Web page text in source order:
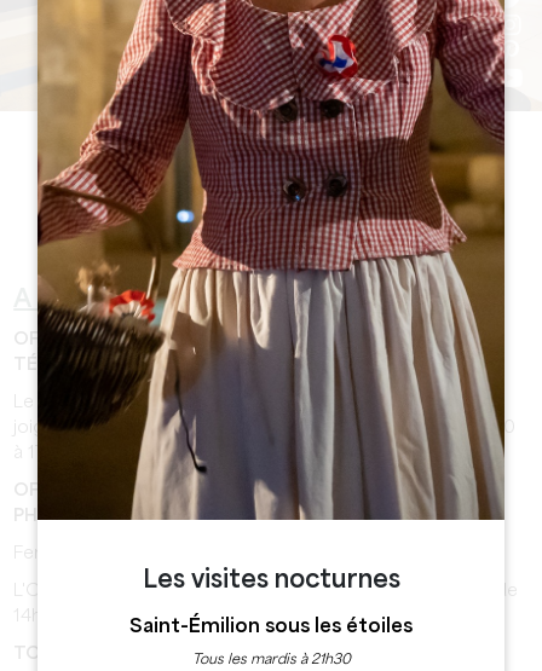
LES HORAIRES
D'OUVERTURE
A PARTIR DU 2 NOVEMBRE:
OFFICE DE TOURISME DE SAINT-ÉMILION - STANDARD
TÉLÉPHONIQUE
Le standard téléphonique de l'Office de Tourisme est
joignable au 05 57 55 28 28 de 10h30 à 12h30 et de 14h00
à 17h00.
OFFICE DE TOURISME DE SAINT-ÉMILION - ACCUEIL
PHYSIQUE
Fermeture les lundis et mardis.
L'Office de Tourisme vous accueille de 10h30 à 12h30 et de
14h00 à 17h00.
TOUR DU ROY
Les visites nocturnes
Saint-Émilion sous les étoiles
Tous les mardis à 21h30